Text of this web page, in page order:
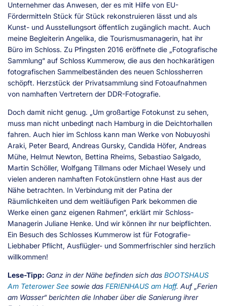
Unternehmer das Anwesen, der es mit Hilfe von EU-
Fördermitteln Stück für Stück rekonstruieren lässt und als
Kunst- und Ausstellungsort öffentlich zugänglich macht. Auch
meine Begleiterin Angelika, die Tourismusmanagerin, hat ihr
Büro im Schloss. Zu Pfingsten 2016 eröffnete die „Fotografische
Sammlung“ auf Schloss Kummerow, die aus den hochkarätigen
fotografischen Sammelbeständen des neuen Schlossherren
schöpft. Herzstück der Privatsammlung sind Fotoaufnahmen
von namhaften Vertretern der DDR-Fotografie.
Doch damit nicht genug. „Um großartige Fotokunst zu sehen,
muss man nicht unbedingt nach Hamburg in die Deichtorhallen
fahren. Auch hier im Schloss kann man Werke von Nobuyoshi
Araki, Peter Beard, Andreas Gursky, Candida Höfer, Andreas
Mühe, Helmut Newton, Bettina Rheims, Sebastiao Salgado,
Martin Schöller, Wolfgang Tillmans oder Michael Wesely und
vielen anderen namhaften Fotokünstlern ohne Hast aus der
Nähe betrachten. In Verbindung mit der Patina der
Räumlichkeiten und dem weitläufigen Park bekommen die
Werke einen ganz eigenen Rahmen“, erklärt mir Schloss-
Managerin Juliane Henke. Und wir können ihr nur beipflichten.
Ein Besuch des Schlosses Kummerow ist für Fotografie-
Liebhaber Pflicht, Ausflügler- und Sommerfrischler sind herzlich
willkommen!
Lese-Tipp: Ganz in der Nähe befinden sich das BOOTSHAUS
Am Teterower See sowie das FERIENHAUS am Haff. Auf „Ferien
am Wasser“ berichten die Inhaber über die Sanierung ihrer